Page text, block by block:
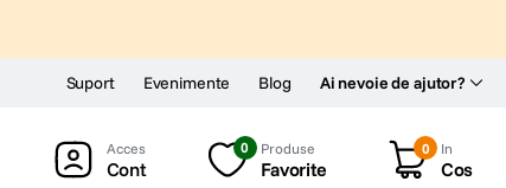
Ai nevoie de ajutor?
Suport Evenimente Blog
Cont
0 Produse
Favorite
0 In
Cos